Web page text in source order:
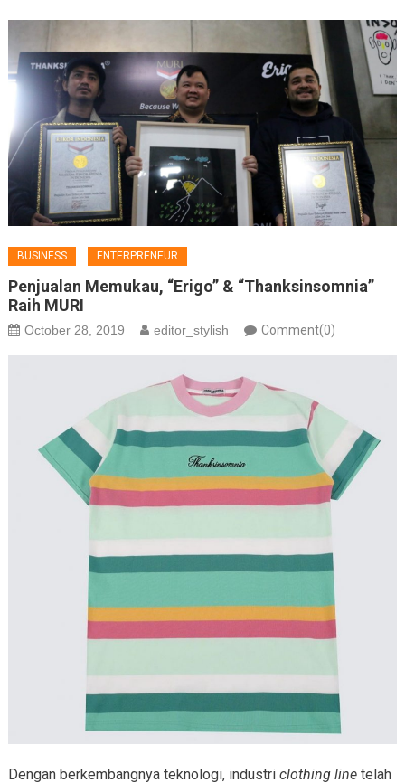
BUSINESS ENTERPRENEUR
Penjualan Memukau, “Erigo” & “Thanksinsomnia”
Raih MURI
October 28, 2019 editor_stylish Comment(0)
Dengan berkembangnya teknologi, industri clothing linetelah